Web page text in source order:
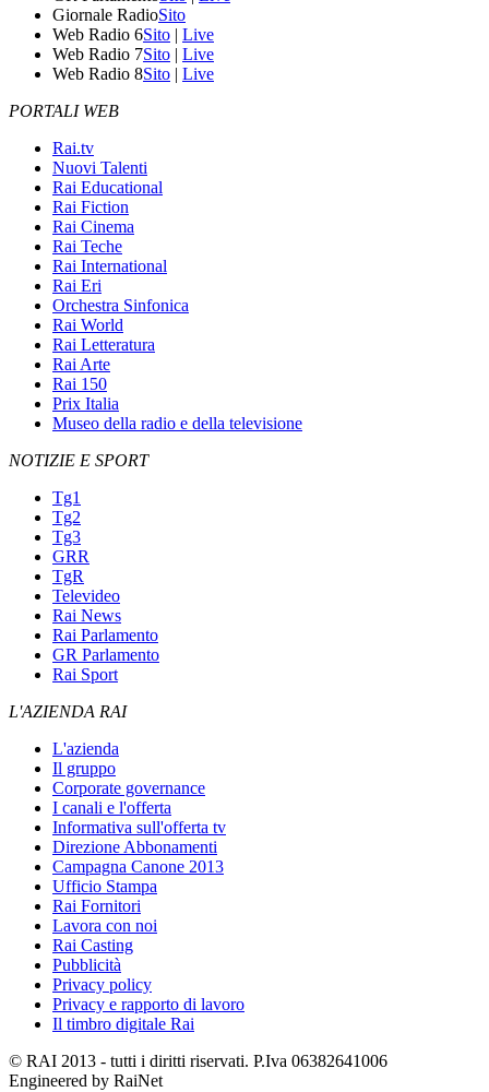
Giornale RadioSito
Web Radio 6Sito | Live
Web Radio 7Sito | Live
Web Radio 8Sito | Live
PORTALI WEB
Rai.tv
Nuovi Talenti
Rai Educational
Rai Fiction
Rai Cinema
Rai Teche
Rai International
Rai Eri
Orchestra Sinfonica
Rai World
Rai Letteratura
Rai Arte
Rai 150
Prix Italia
Museo della radio e della televisione
NOTIZIE E SPORT
Tg1
Tg2
Tg3
GRR
TgR
Televideo
Rai News
Rai Parlamento
GR Parlamento
Rai Sport
L'AZIENDA RAI
L'azienda
Il gruppo
Corporate governance
I canali e l'offerta
Informativa sull'offerta tv
Direzione Abbonamenti
Campagna Canone 2013
Ufficio Stampa
Rai Fornitori
Lavora con noi
Rai Casting
Pubblicità
Privacy policy
Privacy e rapporto di lavoro
Il timbro digitale Rai
© RAI 2013 - tutti i diritti riservati. P.Iva 06382641006
Engineered by RaiNet